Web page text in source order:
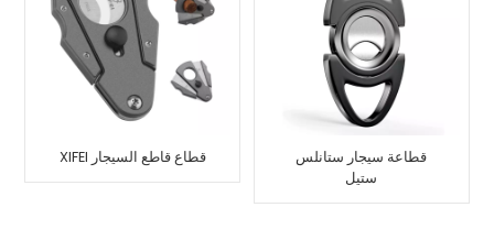
XIFEI قطاع قاطع السيجار
قطاعة سيجار ستانلس
ستيل